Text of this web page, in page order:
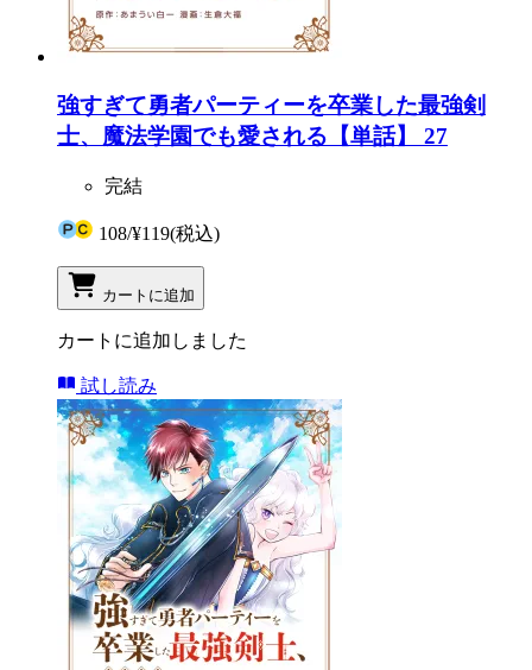
強すぎて勇者パーティーを卒業した最強剣
士、魔法学園でも愛される【単話】 27
完結
108/¥119(税込)
カートに追加
カートに追加しました
試し読み